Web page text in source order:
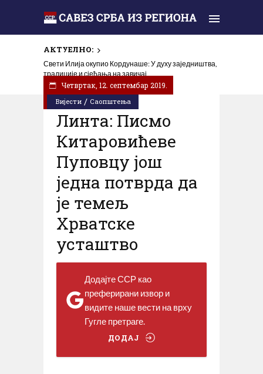
АКТУЕЛНО:
Свети Илија окупио Кордунаше: У духу заједништва,
традиције и сјећања на завичај
Вијести / Саопштења
Четвртак, 12. септембар 2019.
Линта: Писмо
Китаровићеве
Пуповцу још
једна потврда да
је темељ
Хрватске
усташтво
Додајте ССР као
преферирани извор и
видите наше вести на врху
Гугле претраге.
ДОДАЈ